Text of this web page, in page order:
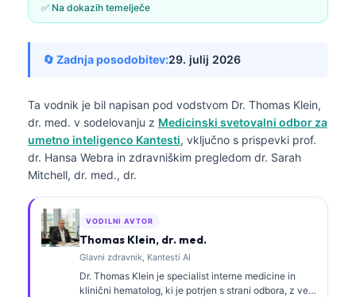
✅ Na dokazih temelječe
🔄 Zadnja posodobitev:29. julij 2026
Ta vodnik je bil napisan pod vodstvom Dr. Thomas Klein,
dr. med. v sodelovanju z Medicinski svetovalni odbor za
umetno inteligenco Kantesti, vključno s prispevki prof.
dr. Hansa Webra in zdravniškim pregledom dr. Sarah
Mitchell, dr. med., dr.
VODILNI AVTOR
Thomas Klein, dr. med.
Glavni zdravnik, Kantesti AI
Dr. Thomas Klein je specialist interne medicine in
klinični hematolog, ki je potrjen s strani odbora, z več